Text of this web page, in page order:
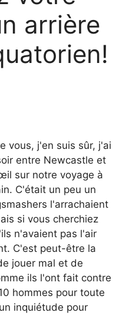
arrière
vous, j'en suis sûr, j'ai
entre Newcastle et
sur notre voyage à
C'était un peu un
l'arrachaient
si vous cherchiez
n'avaient pas l'air
C'est peut-être la
jouer mal et de
ils l'ont fait contre
hommes pour toute
inquiétude pour